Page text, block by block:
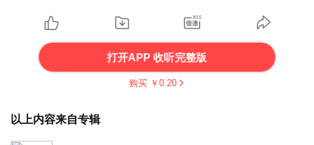
打开APP 收听完整版
购买 ￥ 0.20
以上内容来自专辑